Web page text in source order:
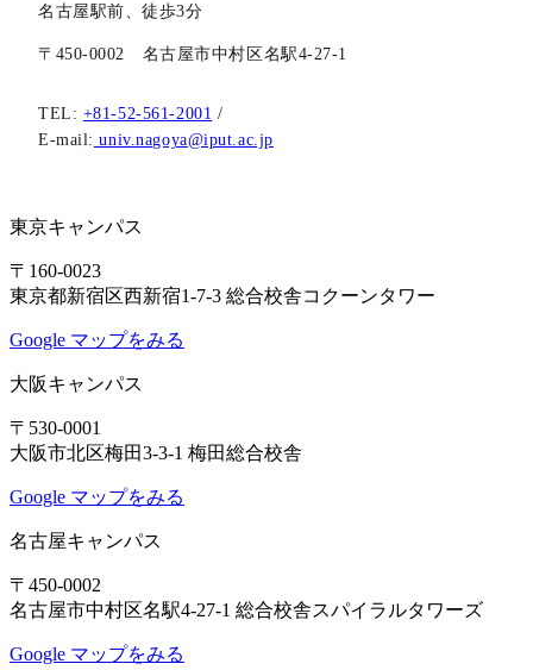
名古屋駅前、徒歩3分
〒450-0002 名古屋市中村区名駅4-27-1
TEL: +81-52-561-2001 /
E-mail: univ.nagoya@iput.ac.jp
東京キャンパス
〒160-0023
東京都新宿区西新宿1-7-3 総合校舎コクーンタワー
Google マップをみる
大阪キャンパス
〒530-0001
大阪市北区梅田3-3-1 梅田総合校舎
Google マップをみる
名古屋キャンパス
〒450-0002
名古屋市中村区名駅4-27-1 総合校舎スパイラルタワーズ
Google マップをみる